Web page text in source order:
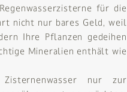
für die
nicht nur bares Geld, weil
Ihre Pflanzen gedeihen
Mineralien enthält wie
nur zur